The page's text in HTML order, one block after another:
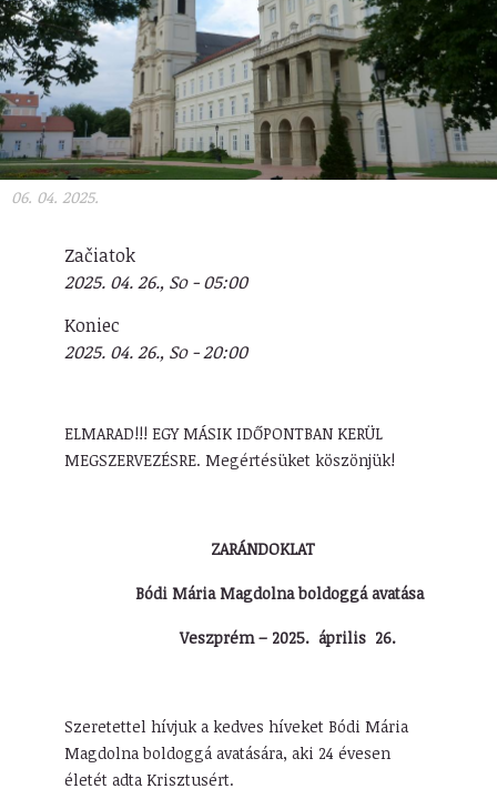
06. 04. 2025.
Začiatok
2025. 04. 26., So - 05:00
Koniec
2025. 04. 26., So - 20:00
ELMARAD!!! EGY MÁSIK IDŐPONTBAN KERÜL
MEGSZERVEZÉSRE. Megértésüket köszönjük!
ZARÁNDOKLAT
Bódi Mária Magdolna boldoggá avatása
Veszprém – 2025. április 26.
Szeretettel hívjuk a kedves híveket Bódi Mária
Magdolna boldoggá avatására, aki 24 évesen
életét adta Krisztusért.